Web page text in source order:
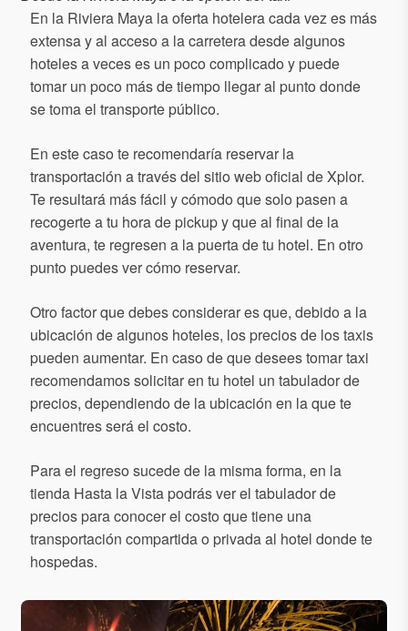
En la Riviera Maya la oferta hotelera cada vez es más
extensa y al acceso a la carretera desde algunos
hoteles a veces es un poco complicado y puede
tomar un poco más de tiempo llegar al punto donde
se toma el transporte público.
En este caso te recomendaría reservar la
transportación a través del sitio web oficial de Xplor.
Te resultará más fácil y cómodo que solo pasen a
recogerte a tu hora de pickup y que al final de la
aventura, te regresen a la puerta de tu hotel. En otro
punto puedes ver cómo reservar.
Otro factor que debes considerar es que, debido a la
ubicación de algunos hoteles, los precios de los taxis
pueden aumentar. En caso de que desees tomar taxi
recomendamos solicitar en tu hotel un tabulador de
precios, dependiendo de la ubicación en la que te
encuentres será el costo.
Para el regreso sucede de la misma forma, en la
tienda Hasta la Vista podrás ver el tabulador de
precios para conocer el costo que tiene una
transportación compartida o privada al hotel donde te
hospedas.